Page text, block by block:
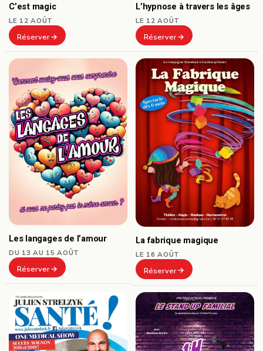
C’est magic
LE 12 AOÛT
Réserver
L’hypnose à travers les âges
LE 12 AOÛT
Réserver
Les langages de l’amour
DU 13 AU 15 AOÛT
Réserver
La fabrique magique
LE 16 AOÛT
Réserver